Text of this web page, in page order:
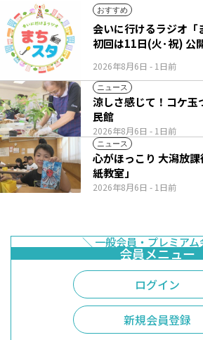
おすすめ
2026年8月6日 - 1日前
会いに行けるラジオ「
初回は11日(火･祝) 公
ニュース
2026年8月6日 - 1日前
涼しさ感じて！コケ玉
民館
ニュース
2026年8月6日 - 1日前
心がほっこり 大潟放
紙教室」
ログイン
新規会員登録